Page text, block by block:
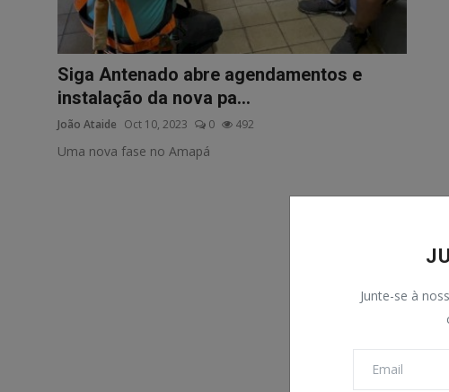
Junte-se à
Siga Antenado abre agendamentos e
instalação da nova pa...
João Ataide Oct 10, 2023 0 492
Uma nova fase no Amapá